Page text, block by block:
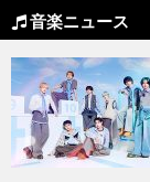
音楽ニュース